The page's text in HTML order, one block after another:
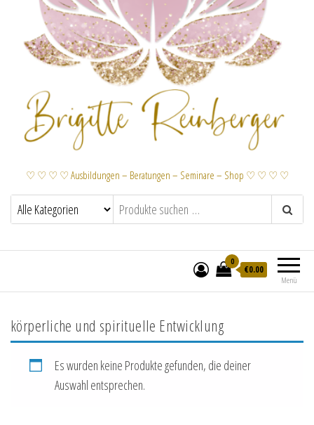
♡ ♡ ♡ ♡ Ausbildungen – Beratungen – Seminare – Shop ♡ ♡ ♡ ♡
Menü
0
€0.00
körperliche und spirituelle Entwicklung
Es wurden keine Produkte gefunden, die deiner
Auswahl entsprechen.